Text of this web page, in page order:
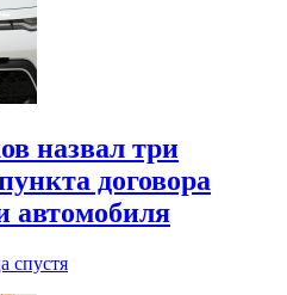
назвал три
договора
автомобиля
спустя